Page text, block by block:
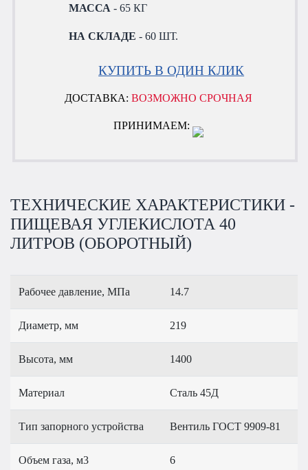
МАССА - 65 КГ
НА СКЛАДЕ - 60 ШТ.
КУПИТЬ В ОДИН КЛИК
ДОСТАВКА:ВОЗМОЖНО СРОЧНАЯ
ПРИНИМАЕМ:
ТЕХНИЧЕСКИЕ ХАРАКТЕРИСТИКИ -
ПИЩЕВАЯ УГЛЕКИСЛОТА 40
ЛИТРОВ (ОБОРОТНЫЙ)
Рабочее давление, МПа 14.7
Диаметр, мм 219
Высота, мм 1400
Материал Сталь 45Д
Тип запорного устройства Вентиль ГОСТ 9909-81
Объем газа, м3 6